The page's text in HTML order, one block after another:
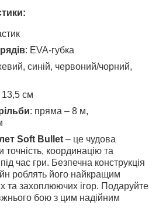
: EVA-губка
синій, червоний/чорний,
13,5 см
: пряма – 8 м,
Soft Bullet – це чудова
точність, координацію та
час гри. Безпечна конструкція
роблять його найкращим
та захоплюючих ігор. Подаруйте
бою з цим надійним